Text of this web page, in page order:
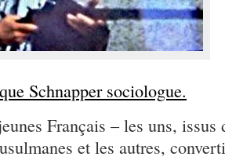
Schnapper sociologue.
Français – les uns, issus
et les autres,